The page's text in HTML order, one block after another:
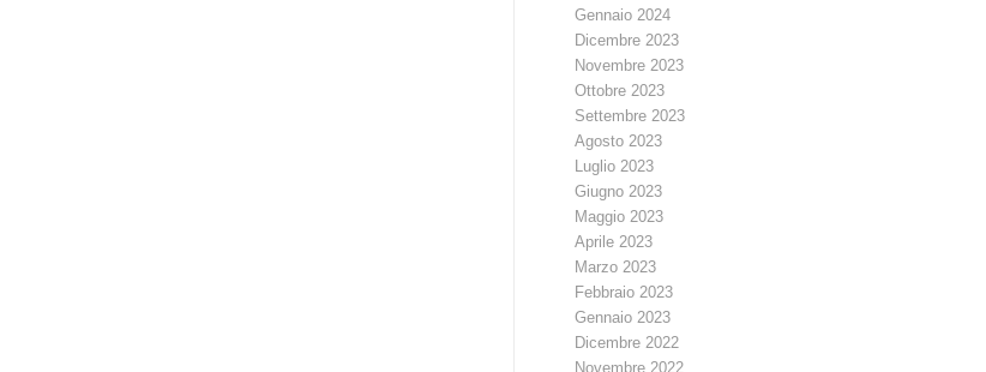
Gennaio 2024
Dicembre 2023
Novembre 2023
Ottobre 2023
Settembre 2023
Agosto 2023
Luglio 2023
Giugno 2023
Maggio 2023
Aprile 2023
Marzo 2023
Febbraio 2023
Gennaio 2023
Dicembre 2022
Novembre 2022